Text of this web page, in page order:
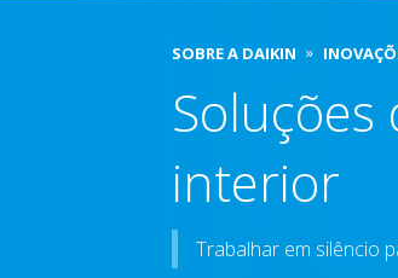
SOBRE A DAIKIN
interior
Trabalhar em silêncio